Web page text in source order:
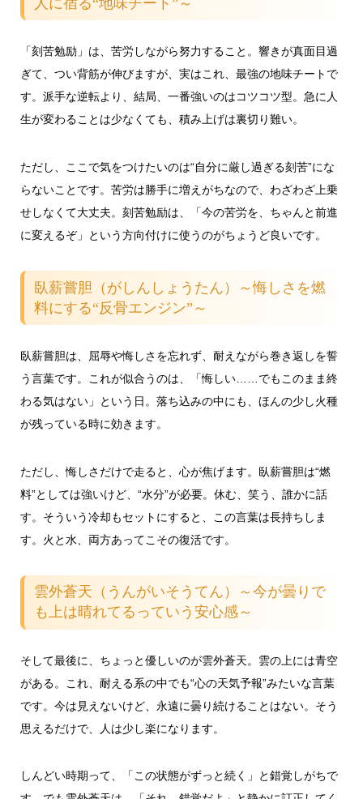
「刻苦勉励」は、苦労しながら努力すること。響きが真面目過
ぎて、つい背筋が伸びますが、実はこれ、最強の地味チートで
す。派手な逆転より、結局、一番強いのはコツコツ型。急に人
生が変わることは少なくても、積み上げは裏切り難い。
ただし、ここで気をつけたいのは“自分に厳し過ぎる刻苦”にな
らないことです。苦労は勝手に増えがちなので、わざわざ上乗
せしなくて大丈夫。刻苦勉励は、「今の苦労を、ちゃんと前進
に変えるぞ」という方向付けに使うのがちょうど良いです。
臥薪嘗胆（がしんしょうたん）～悔しさを燃
料にする“反骨エンジン”～
臥薪嘗胆は、屈辱や悔しさを忘れず、耐えながら巻き返しを誓
う言葉です。これが似合うのは、「悔しい……でもこのまま終
わる気はない」という日。落ち込みの中にも、ほんの少し火種
が残っている時に効きます。
ただし、悔しさだけで走ると、心が焦げます。臥薪嘗胆は“燃
料”としては強いけど、“水分”が必要。休む、笑う、誰かに話
す。そういう冷却もセットにすると、この言葉は長持ちしま
す。火と水、両方あってこその復活です。
雲外蒼天（うんがいそうてん）～今が曇りで
も上は晴れてるっていう安心感～
そして最後に、ちょっと優しいのが雲外蒼天。雲の上には青空
がある。これ、耐える系の中でも“心の天気予報”みたいな言葉
です。今は見えないけど、永遠に曇り続けることはない。そう
思えるだけで、人は少し楽になります。
しんどい時期って、「この状態がずっと続く」と錯覚しがちで